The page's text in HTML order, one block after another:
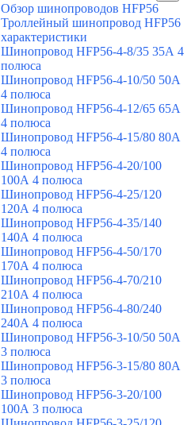
Обзор шинопроводов HFP56
Троллейный шинопровод HFP56
характеристики
Шинопровод HFP56-4-8/35 35А 4
полюса
Шинопровод HFP56-4-10/50 50А
4 полюса
Шинопровод HFP56-4-12/65 65А
4 полюса
Шинопровод HFP56-4-15/80 80А
4 полюса
Шинопровод HFP56-4-20/100
100А 4 полюса
Шинопровод HFP56-4-25/120
120А 4 полюса
Шинопровод HFP56-4-35/140
140А 4 полюса
Шинопровод HFP56-4-50/170
170А 4 полюса
Шинопровод HFP56-4-70/210
210А 4 полюса
Шинопровод HFP56-4-80/240
240А 4 полюса
Шинопровод HFP56-3-10/50 50А
3 полюса
Шинопровод HFP56-3-15/80 80А
3 полюса
Шинопровод HFP56-3-20/100
100А 3 полюса